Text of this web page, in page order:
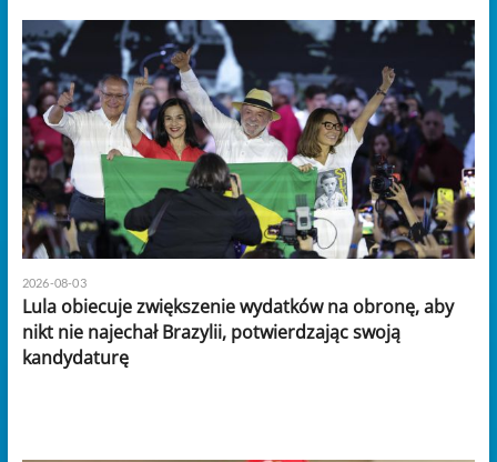
2026-08-03
Lula obiecuje zwiększenie wydatków na obronę, aby
nikt nie najechał Brazylii, potwierdzając swoją
kandydaturę